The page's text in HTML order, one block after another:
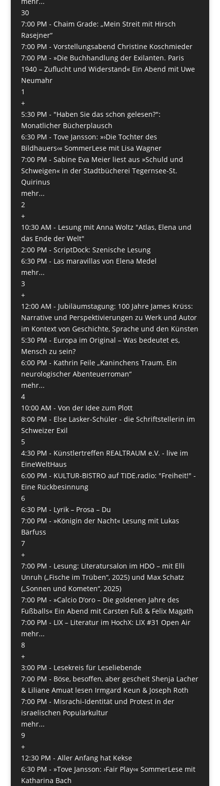
30
7:00 PM - Chaim Grade: „Mein Streit mit Hirsch
Rasejner“
7:00 PM - Vorstellungsabend Christine Koschmieder
7:00 PM - »Die Buchhandlung der Exilanten. Paris
1940 – Zuflucht und Widerstand« Ein Abend mit Uwe
Neumahr
1
+
5:30 PM - "Haben Sie das schon gelesen?":
Monatlicher Bücherplausch
6:30 PM - Tove Jansson: »›Die Tochter des
Bildhauers‹« SommerLese mit Lisa Wagner
7:00 PM - Sabine Eva Meier liest aus »Schuld und
Schweigen« in der Stadtbücherei Tegernsee-St.
Quirinus
mehr...
2
+
10:30 AM - Lesung mit Anna Woltz "Atlas, Elena und
das Ende der Welt"
2:00 PM - ScriptDock: Szenische Lesung
6:30 PM - Las maravillas von Elena Medel
mehr...
3
+
12:00 AM - Jubiläumstagung: 100 Jahre James Krüss:
Narrative und Perspektivierungen zu Werk und Autor
im Kontext von Geschichte, Sprache und den Künsten
5:30 PM - Europa im Original – Was bedeutet es,
Mensch zu sein?
6:00 PM - Kathrin Feile „Kaninchens Traum. Ein
neurologischer Abenteuerroman“
mehr...
4
10:00 AM - Von der Idee zum Plott
8:00 PM - Else Lasker-Schüler - die Schriftstellerin im
Schweizer Exil
5
4:30 PM - Künstlertreffen REALTRAUM e.V. - live im
EineWeltHaus
6:00 PM - KULTUR-BISTRO auf TIDE.radio: "Freiheit!" -
Eine Rückbesinnung
6
6:30 PM - Lyrik – Prosa – Du
7:00 PM - »Königin der Nacht« Lesung mit Lukas
Bärfuss
7
+
7:00 PM - Lesung: Literatursalon im HDO – mit Elli
Unruh („Fische im Trüben“, 2025) und Max Schatz
(„Sonnen und Kometen“, 2025)
7:00 PM - »Calcio D’oro – Die goldenen Jahre des
Fußballs« Ein Abend mit Carsten Fuß & Felix Magath
7:00 PM - LIX – Literatur im HochX: LIX #31 Open Air
mehr...
8
+
3:00 PM - Lesekreis für Leseliebende
7:00 PM - Böse, besoffen, aber gescheit Shenja Lacher
& Liliane Amuat lesen Irmgard Keun & Joseph Roth
7:00 PM - Misrachi-Identität und Protest in der
israelischen Populärkultur
mehr...
9
+
12:30 PM - Aller Anfang hat Kekse
6:30 PM - »Tove Jansson: ›Fair Play‹« SommerLese mit
Katharina Bach